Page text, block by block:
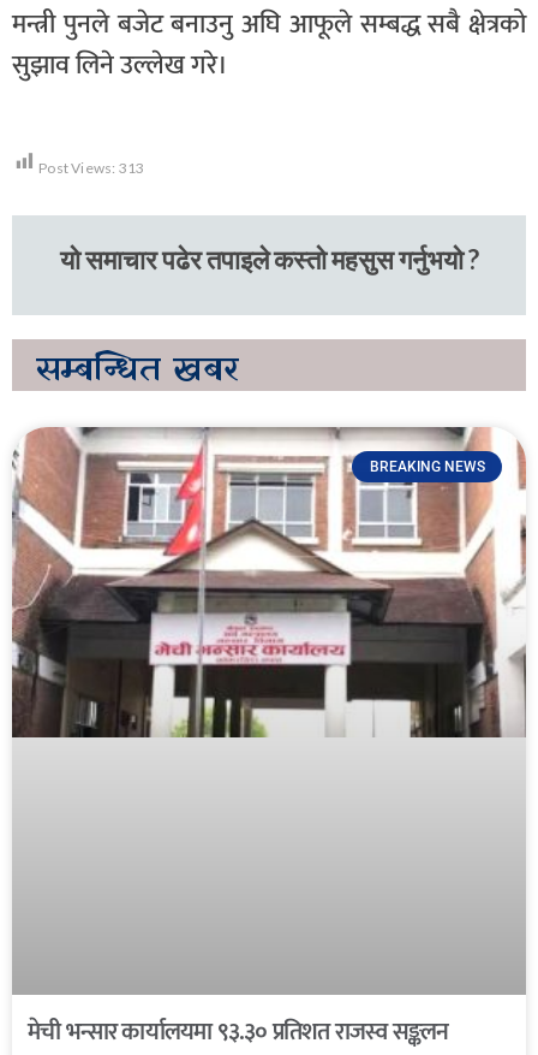
मन्त्री पुनले बजेट बनाउनु अघि आफूले सम्बद्ध सबै क्षेत्रको
सुझाव लिने उल्लेख गरे।
Post Views: 313
यो समाचार पढेर तपाइले कस्तो महसुस गर्नुभयो ?
सम्बन्धित खबर
BREAKING NEWS
मेची भन्सार कार्यालयमा ९३.३० प्रतिशत राजस्व सङ्कलन